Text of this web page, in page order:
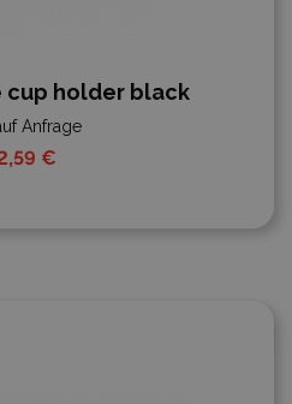
cup holder black
Anfrage
€